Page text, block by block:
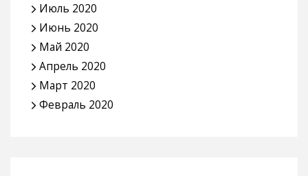
Июль 2020
Июнь 2020
Май 2020
Апрель 2020
Март 2020
Февраль 2020